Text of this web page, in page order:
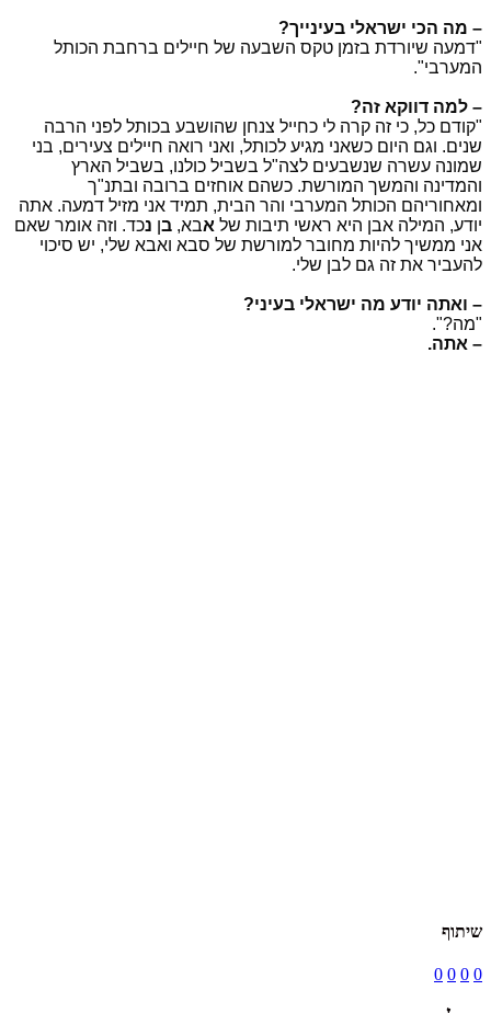
– מה הכי ישראלי בעינייך?
"דמעה שיורדת בזמן טקס השבעה של חיילים ברחבת הכותל
המערבי".
– למה דווקא זה?
"קודם כל, כי זה קרה לי כחייל צנחן שהושבע בכותל לפני הרבה
שנים. וגם היום כשאני מגיע לכותל, ואני רואה חיילים צעירים, בני
שמונה עשרה שנשבעים לצה"ל בשביל כולנו, בשביל הארץ
והמדינה והמשך המורשת. כשהם אוחזים ברובה ובתנ"ך
ומאחוריהם הכותל המערבי והר הבית, תמיד אני מזיל דמעה. אתה
יודע, המילה אבן היא ראשי תיבות של אבא, בן נכד. וזה אומר שאם
אני ממשיך להיות מחובר למורשת של סבא ואבא שלי, יש סיכוי
להעביר את זה גם לבן שלי.
– ואתה יודע מה ישראלי בעיני?
"מה?".
– אתה.
שיתוף
0
0
0
0